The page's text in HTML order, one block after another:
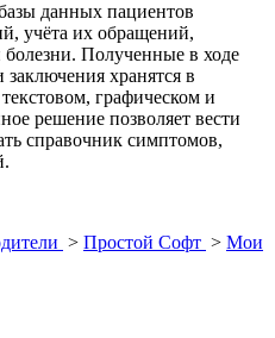
данных пациентов
учёта их обращений,
Полученные в ходе
заключения хранятся в
графическом и
решение позволяет вести
справочник симптомов,
> Простой Софт > Мои